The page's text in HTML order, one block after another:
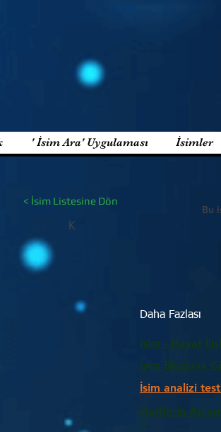
' İsim Ara' Uygulaması İsimler
< İsim Listesine Dön
K
Bu
Daha Fazlası
İsim - Hayat
İsim
İsim
>